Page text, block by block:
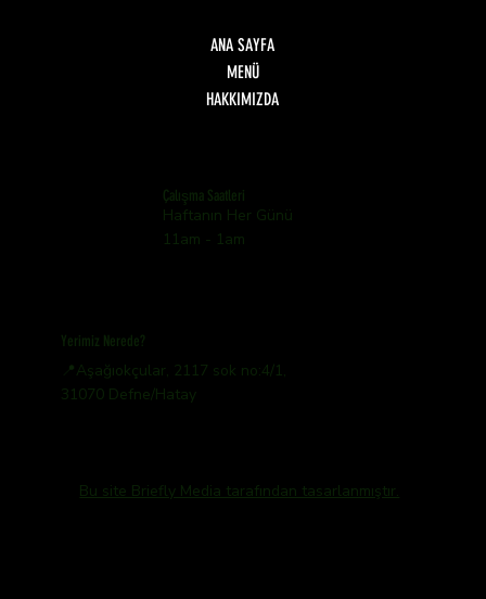
ANA SAYFA
MENÜ
HAKKIMIZDA
Çalışma Saatleri
Haftanın Her Günü
11am - 1am
Yerimiz Nerede?
📍Aşağıokçular, 2117 sok no:4/1,
31070 Defne/Hatay
Bu site Briefly Media tarafından tasarlanmıştır.